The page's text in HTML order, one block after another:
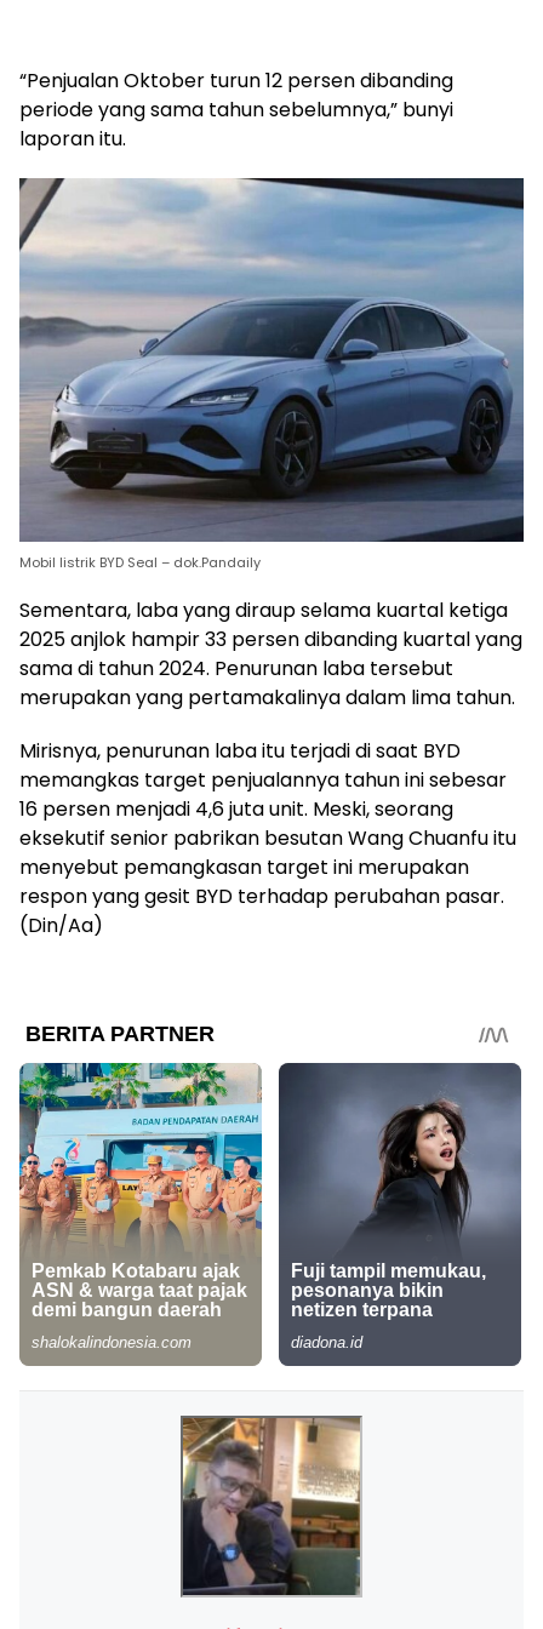
“Penjualan Oktober turun 12 persen dibanding
periode yang sama tahun sebelumnya,” bunyi
laporan itu.
Mobil listrik BYD Seal – dok.Pandaily
Sementara, laba yang diraup selama kuartal ketiga
2025 anjlok hampir 33 persen dibanding kuartal yang
sama di tahun 2024. Penurunan laba tersebut
merupakan yang pertamakalinya dalam lima tahun.
Mirisnya, penurunan laba itu terjadi di saat BYD
memangkas target penjualannya tahun ini sebesar
16 persen menjadi 4,6 juta unit. Meski, seorang
eksekutif senior pabrikan besutan Wang Chuanfu itu
menyebut pemangkasan target ini merupakan
respon yang gesit BYD terhadap perubahan pasar.
(Din/Aa)